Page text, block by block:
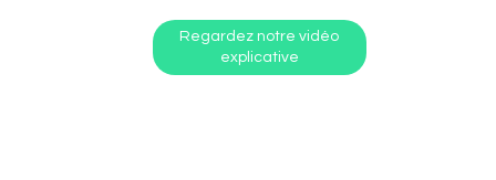
Regardez notre vidéo
explicative